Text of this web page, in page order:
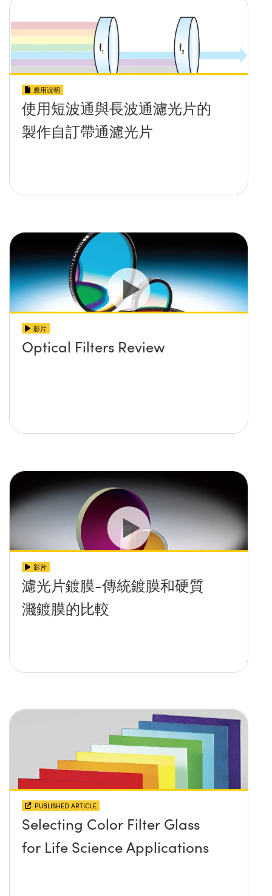
應用說明
使用短波通與長波通濾光片的
製作自訂帶通濾光片
影片
Optical Filters Review
影片
濾光片鍍膜-傳統鍍膜和硬質
濺鍍膜的比較
PUBLISHED ARTICLE
Selecting Color Filter Glass
for Life Science Applications